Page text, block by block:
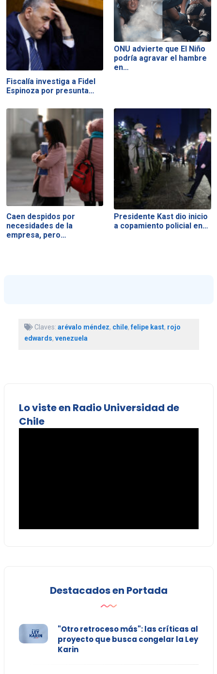
Fiscalía investiga a Fidel
Espinoza por presunta…
ONU advierte que El Niño
podría agravar el hambre
en…
Caen despidos por
necesidades de la
empresa, pero…
Presidente Kast dio inicio
a copamiento policial en…
Claves: arévalo méndez, chile,felipe kast, rojo
edwards, venezuela
Lo viste en Radio Universidad de
Chile
Destacados en Portada
"Otro retroceso más": las críticas al
proyecto que busca congelar la Ley
Karin